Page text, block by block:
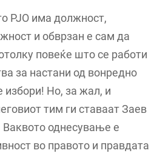
РЈО има должност,
и обврзан е сам да
повеќе што се работи
за настани од вонредно
Но, за жал, и
тим ги ставаат Заев
однесување е
во правото и правдата